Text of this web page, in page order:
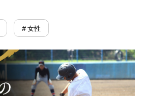
# 女性